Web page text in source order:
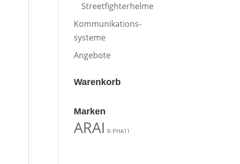
Streetfighterhelme
Kommunikations-
systeme
Angebote
Warenkorb
Marken
ARAI R-PHA11